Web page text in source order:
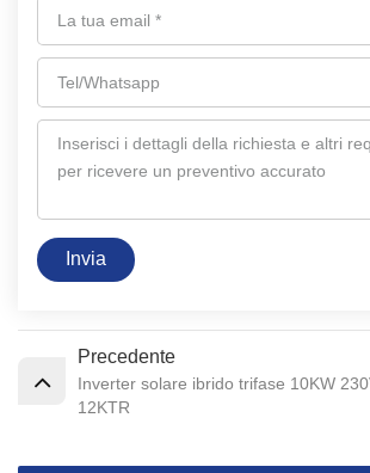
Invia
Precedente
Inverter solare ibrido trifase 10KW
12KTR